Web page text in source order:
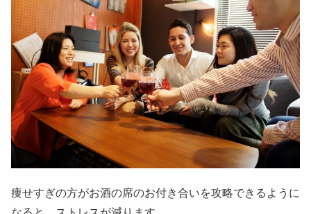
痩せすぎの方がお酒の席のお付き合いを攻略できるように